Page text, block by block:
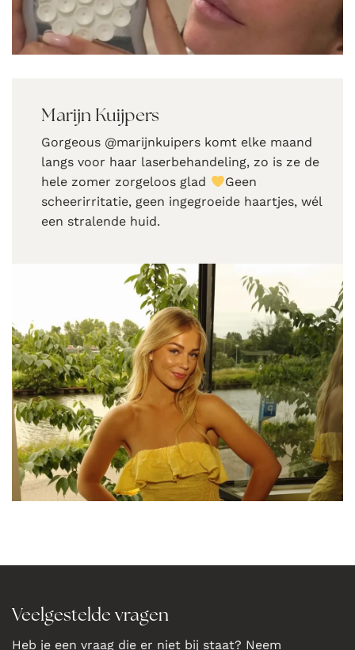
Marijn Kuijpers
Gorgeous @marijnkuipers komt elke maand
langs voor haar laserbehandeling, zo is ze de
hele zomer zorgeloos glad
Geen
scheerirritatie, geen ingegroeide haartjes, wél
een stralende huid.
Veelgestelde vragen
Heb je een vraag die er niet bij staat? Neem